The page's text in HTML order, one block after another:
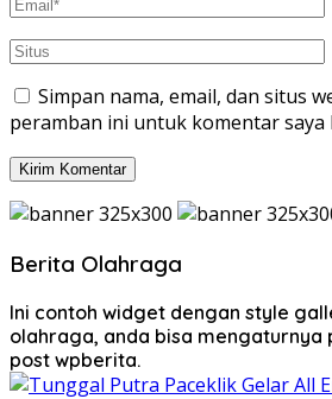
Simpan nama, email, dan situs
peramban ini untuk komentar saya
Berita Olahraga
Ini contoh widget dengan style
olahraga, anda bisa
post wpberita.